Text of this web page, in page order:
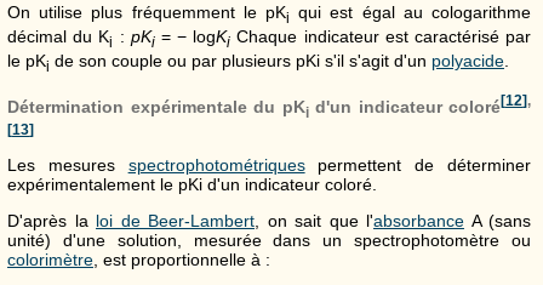
On utilise plus fréquemment le pKi qui est égal au cologarithme
décimal du Ki : pKi= − logKi Chaque indicateur est caractérisé par
le pKi de son couple ou par plusieurs pKi s'il s'agit d'un polyacide
Détermination expérimentale du pKid'un indicateur coloré[12],
[13]
Les mesures spectrophotométriquespermettent de déterminer
expérimentalement le pKi d'un indicateur coloré.
D'après la loi de Beer-Lambert, on sait que l'absorbance A (sans
unité) d'une solution, mesurée dans un spectrophotomètre ou
colorimètre, est proportionnelle à :